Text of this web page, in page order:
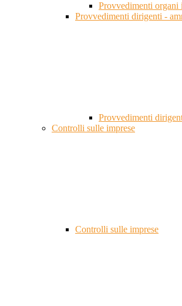
Provvedimenti
Provvedimenti dirigenti -
Provvedimenti
Controlli sulle imprese
Controlli sulle imprese